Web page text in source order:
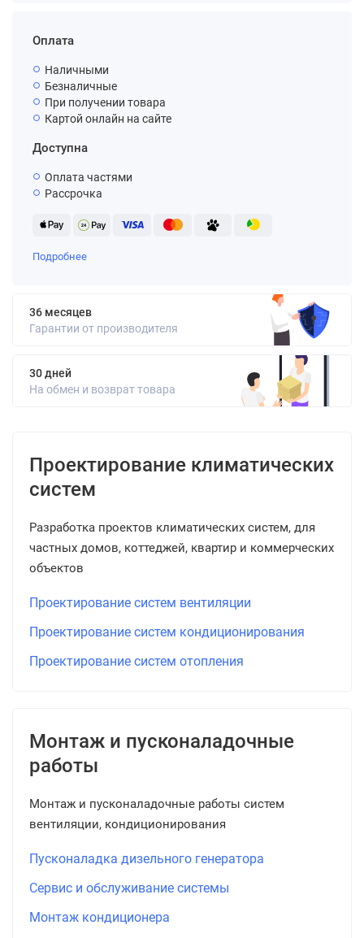
Оплата
Наличными
Безналичные
При получении товара
Картой онлайн на сайте
Доступна
Оплата частями
Рассрочка
Подробнее
36 месяцев
Гарантии от производителя
30 дней
На обмен и возврат товара
Проектирование климатических
систем
Разработка проектов климатических систем, для
частных домов, коттеджей, квартир и коммерческих
объектов
Проектирование систем вентиляции
Проектирование систем кондиционирования
Проектирование систем отопления
Монтаж и пусконаладочные
работы
Монтаж и пусконаладочные работы систем
вентиляции, кондиционирования
Пусконаладка дизельного генератора
Сервис и обслуживание системы
Монтаж кондиционера